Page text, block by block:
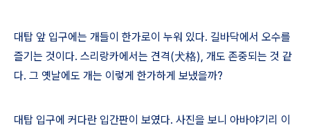
대탑 앞 입구에는 개들이 한가로이 누워 있다. 길바닥에서 오수를
즐기는 것이다. 스리랑카에서는 견격(犬格), 개도 존중되는 것 같
다. 그 옛날에도 개는 이렇게 한가하게 보냈을까?
대탑 입구에 커다란 입간판이 보였다. 사진을 보니 아바야기리 이